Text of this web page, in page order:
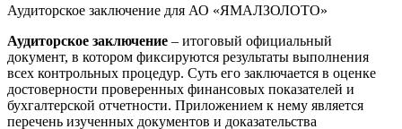
Аудиторское заключение для АО «ЯМАЛЗОЛОТО»
Аудиторское заключение – итоговый официальный
документ, в котором фиксируются результаты выполнения
всех контрольных процедур. Суть его заключается в оценке
достоверности проверенных финансовых показателей и
бухгалтерской отчетности. Приложением к нему является
перечень изученных документов и доказательства